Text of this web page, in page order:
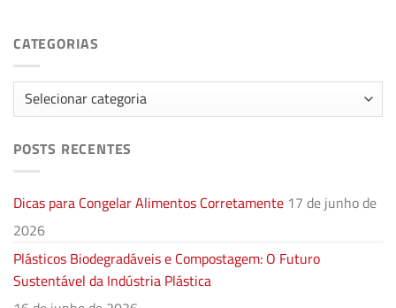
CATEGORIAS
Categorias
POSTS RECENTES
Dicas para Congelar Alimentos Corretamente 17 de junho de
2026
Plásticos Biodegradáveis e Compostagem: O Futuro
Sustentável da Indústria Plástica